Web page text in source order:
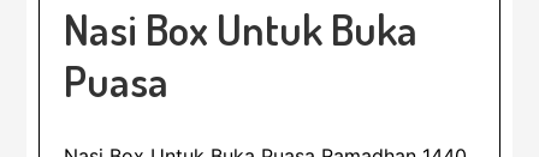
Nasi Box Untuk Buka
Puasa